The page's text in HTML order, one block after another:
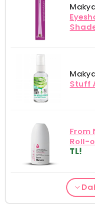
Stuff
From
Roll-
TL!